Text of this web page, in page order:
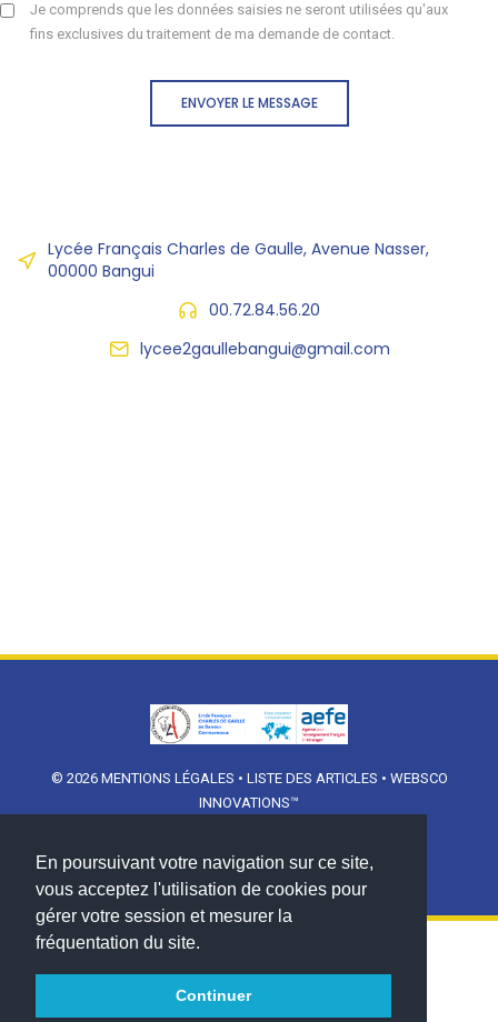
En poursuivant votre navigation sur ce site,
vous acceptez l'utilisation de cookies pour
gérer votre session et mesurer la
fréquentation du site.
Continuer
Je comprends que les données saisies ne seront utilisées qu'aux
fins exclusives du traitement de ma demande de contact.
ENVOYER LE MESSAGE
Lycée Français Charles de Gaulle, Avenue Nasser,
00000 Bangui
00.72.84.56.20
lycee2gaullebangui@gmail.com
© 2026 MENTIONS LÉGALES • LISTE DES ARTICLES • WEBSCO
INNOVATIONS™